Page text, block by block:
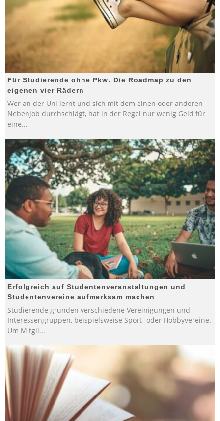
Für Studierende ohne Pkw: Die Roadmap zu den
eigenen vier Rädern
Wer an der Uni lernt und sich mit dem einen oder anderen
Nebenjob durchschlägt, hat in der Regel nur wenig Geld für
eine...
Erfolgreich auf Studentenveranstaltungen und
Studentenvereine aufmerksam machen
Studierende gründen verschiedene Vereinigungen und
Interessengruppen, beispielsweise Sport- oder Hobbyvereine.
Um Mitgli...